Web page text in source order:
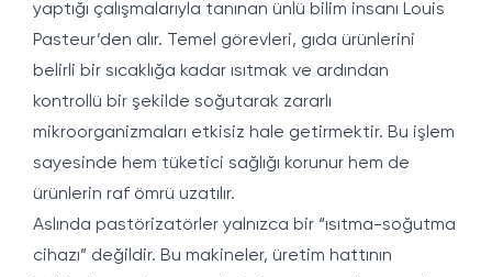
yaptığı çalışmalarıyla tanınan ünlü bilim insanı Louis
Pasteur’den alır. Temel görevleri, gıda ürünlerini
belirli bir sıcaklığa kadar ısıtmak ve ardından
kontrollü bir şekilde soğutarak zararlı
mikroorganizmaları etkisiz hale getirmektir. Bu işlem
sayesinde hem tüketici sağlığı korunur hem de
ürünlerin raf ömrü uzatılır.
Aslında pastörizatörler yalnızca bir “ısıtma-soğutma
cihazı” değildir. Bu makineler, üretim hattının